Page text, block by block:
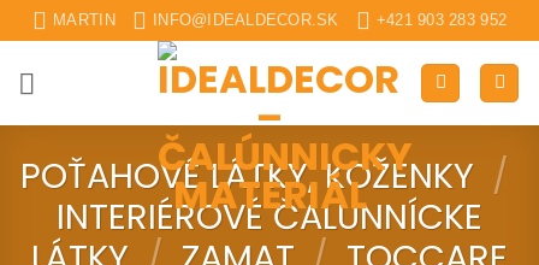
Skip
to
content
MARTIN INFO@IDEALDECOR.SK +421 903 283 952
POŤAHOVÉ LÁTKY, KOŽENKY /
INTERIÉROVÉ ČALUNNÍCKE